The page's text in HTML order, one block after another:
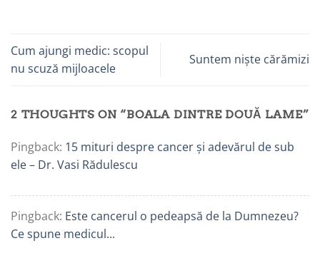
Cum ajungi medic: scopul
nu scuză mijloacele
Suntem niște cărămizi
2 THOUGHTS ON “BOALA DINTRE DOUĂ LAME”
Pingback: 15 mituri despre cancer și adevărul de sub
ele – Dr. Vasi Rădulescu
Pingback: Este cancerul o pedeapsă de la Dumnezeu?
Ce spune medicul...